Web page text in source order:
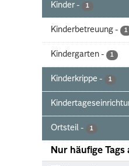
Kinder - 1
Kinderbetreuung - 1
Kindergarten - 1
Kinderkrippe - 1
Ortsteil - 1
Nur häufige Tags